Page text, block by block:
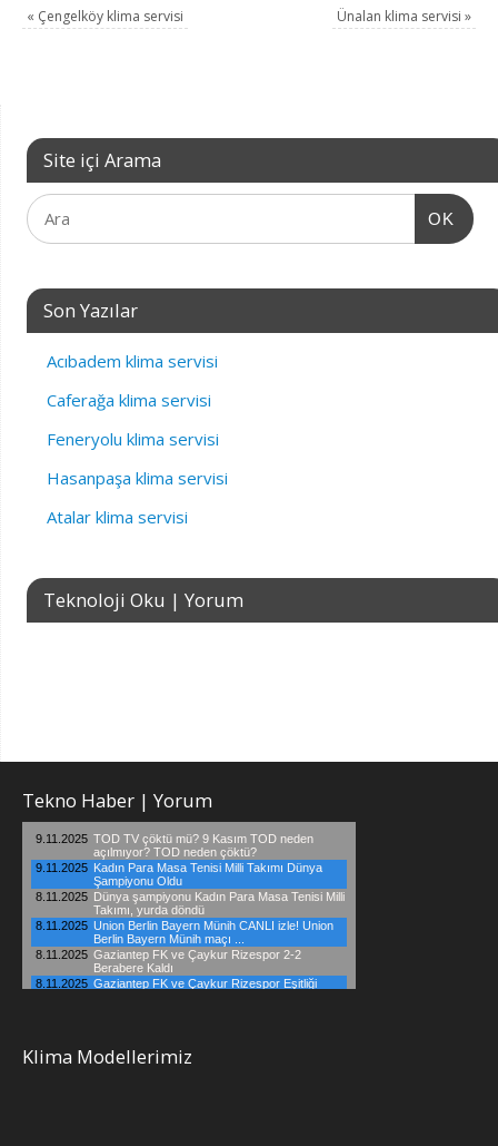
« Çengelköy klima servisi Ünalan klima servisi »
Site içi Arama
OK
Son Yazılar
Acıbadem klima servisi
Caferağa klima servisi
Feneryolu klima servisi
Hasanpaşa klima servisi
Atalar klima servisi
Teknoloji Oku | Yorum
Tekno Haber | Yorum
Klima Modellerimiz